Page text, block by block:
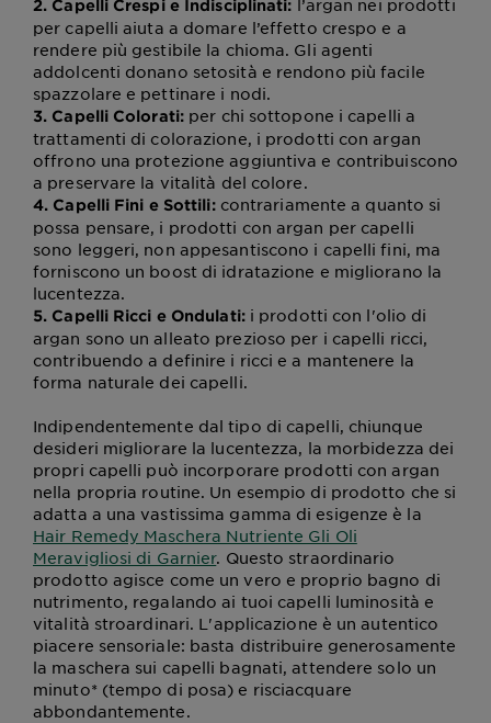
2. Capelli Crespi e Indisciplinati: l’argan nei prodotti
per capelli aiuta a domare l’effetto crespo e a
rendere più gestibile la chioma. Gli agenti
addolcenti donano setosità e rendono più facile
spazzolare e pettinare i nodi.
3. Capelli Colorati: per chi sottopone i capelli a
trattamenti di colorazione, i prodotti con argan
offrono una protezione aggiuntiva e contribuiscono
a preservare la vitalità del colore.
4. Capelli Fini e Sottili:contrariamente a quanto si
possa pensare, i prodotti con argan per capelli
sono leggeri, non appesantiscono i capelli fini, ma
forniscono un boost di idratazione e migliorano la
lucentezza.
5. Capelli Ricci e Ondulati:i prodotti con l'olio di
argan sono un alleato prezioso per i capelli ricci,
contribuendo a definire i ricci e a mantenere la
forma naturale dei capelli.
Indipendentemente dal tipo di capelli, chiunque
desideri migliorare la lucentezza, la morbidezza dei
propri capelli può incorporare prodotti con argan
nella propria routine. Un esempio di prodotto che si
adatta a una vastissima gamma di esigenze è la
Hair Remedy Maschera Nutriente Gli Oli
Meravigliosi di Garnier. Questo straordinario
prodotto agisce come un vero e proprio bagno di
nutrimento, regalando ai tuoi capelli luminosità e
vitalità stroardinari. L'applicazione è un autentico
piacere sensoriale: basta distribuire generosamente
la maschera sui capelli bagnati, attendere solo un
minuto* (tempo di posa) e risciacquare
abbondantemente.